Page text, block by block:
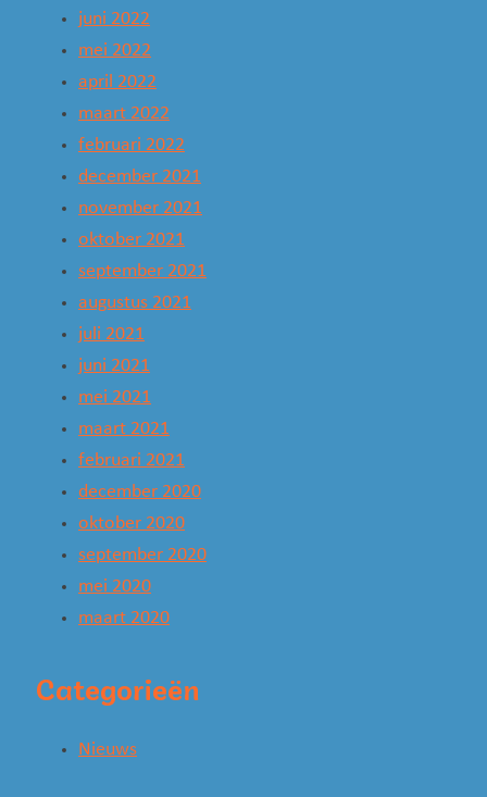
juni 2022
mei 2022
april 2022
maart 2022
februari 2022
december 2021
november 2021
oktober 2021
september 2021
augustus 2021
juli 2021
juni 2021
mei 2021
maart 2021
februari 2021
december 2020
oktober 2020
september 2020
mei 2020
maart 2020
Categorieën
Nieuws